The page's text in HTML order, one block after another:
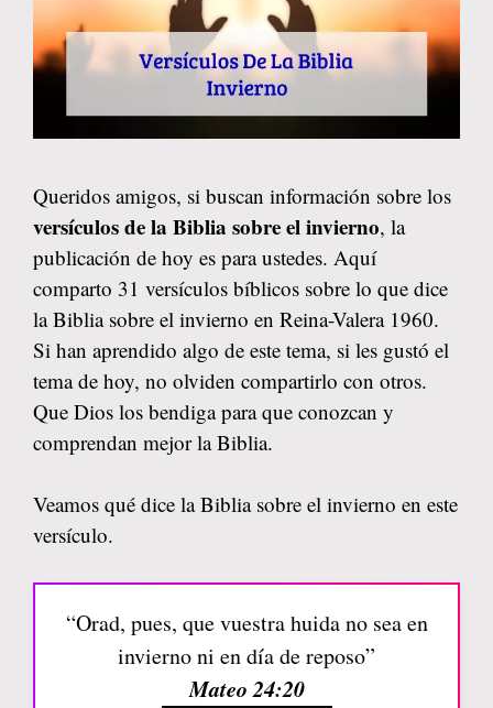
Queridos amigos, si buscan información sobre los
versículos de la Biblia sobre el invierno, la
publicación de hoy es para ustedes. Aquí
comparto 31 versículos bíblicos sobre lo que dice
la Biblia sobre el invierno en Reina-Valera 1960.
Si han aprendido algo de este tema, si les gustó el
tema de hoy, no olviden compartirlo con otros.
Que Dios los bendiga para que conozcan y
comprendan mejor la Biblia.
Veamos qué dice la Biblia sobre el invierno en este
versículo.
“Orad, pues, que vuestra huida no sea en
invierno ni en día de reposo”
Mateo 24:20